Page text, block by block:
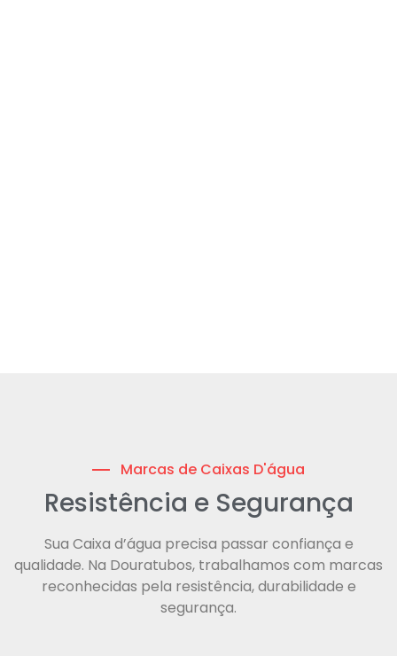
Marcas de Caixas D'água
Resistência e Segurança
Sua Caixa d’água precisa passar confiança e
qualidade. Na Douratubos, trabalhamos com marcas
reconhecidas pela resistência, durabilidade e
segurança.